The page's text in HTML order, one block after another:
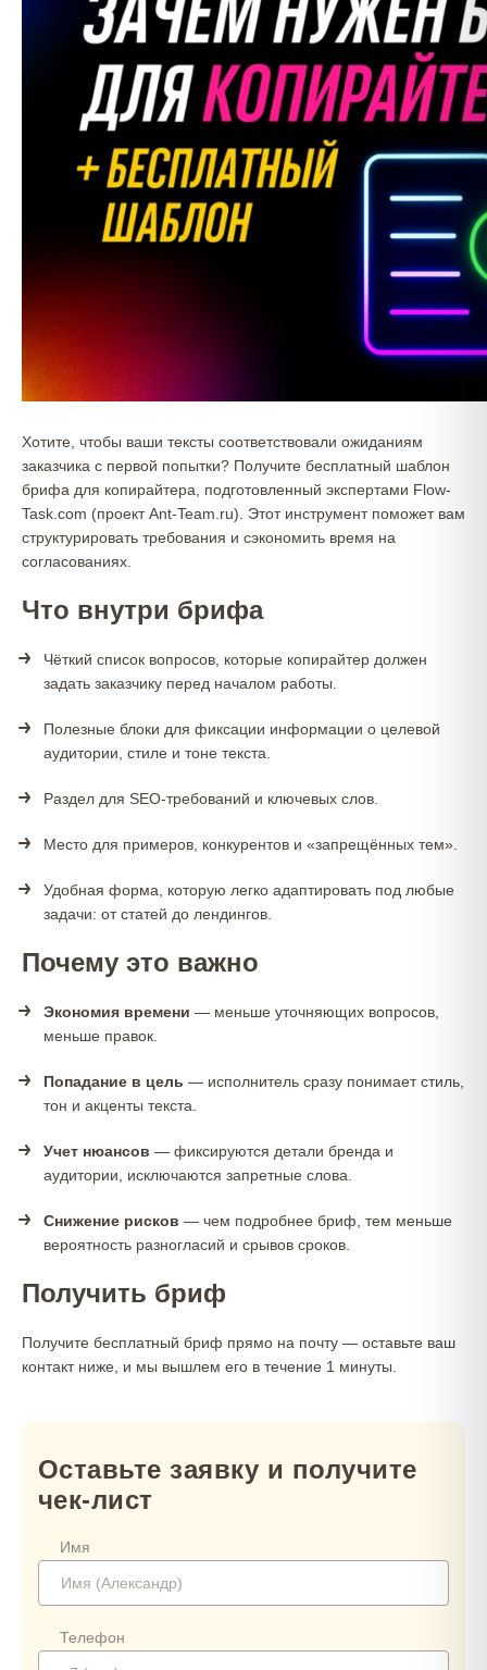
Хотите, чтобы ваши тексты соответствовали ожиданиям
заказчика с первой попытки? Получите бесплатный шаблон
брифа для копирайтера, подготовленный экспертами Flow-
Task.com (проект Ant-Team.ru). Этот инструмент поможет вам
структурировать требования и сэкономить время на
согласованиях.
Что внутри брифа
Чёткий список вопросов, которые копирайтер должен
задать заказчику перед началом работы.
Полезные блоки для фиксации информации о целевой
аудитории, стиле и тоне текста.
Раздел для SEO-требований и ключевых слов.
Место для примеров, конкурентов и «запрещённых тем».
Удобная форма, которую легко адаптировать под любые
задачи: от статей до лендингов.
Почему это важно
Экономия времени — меньше уточняющих вопросов,
меньше правок.
Попадание в цель — исполнитель сразу понимает стиль,
тон и акценты текста.
Учет нюансов — фиксируются детали бренда и
аудитории, исключаются запретные слова.
Снижение рисков — чем подробнее бриф, тем меньше
вероятность разногласий и срывов сроков.
Получить бриф
Получите бесплатный бриф прямо на почту — оставьте ваш
контакт ниже, и мы вышлем его в течение 1 минуты.
Оставьте заявку и получите
чек-лист
Имя
Телефон